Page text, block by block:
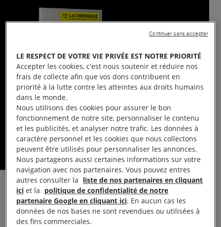
Extrait deLa Chronique 473, juin 2026
– Par Grégoire Osoha
Retour de pause-déjeuner au Théâtre 95, à Cergy-
Pontoise (Nord-Ouest parisien). En haut des
gradins, les acteurs Lorenzo Lefebvre et Charles-
LE RESPECT DE VOTRE VIE PRIVÉE EST NOTRE PRIORITÉ
Accepter les cookies, c'est nous soutenir et réduire nos
frais de collecte afin que vos dons contribuent en
priorité à la lutte contre les atteintes aux droits humains
dans le monde.
Nous utilisons des cookies pour assurer le bon
fonctionnement de notre site, personnaliser le contenu
et les publicités, et analyser notre trafic. Les données à
caractère personnel et les cookies que nous collectons
peuvent être utilisés pour personnaliser les annonces.
Nous partageons aussi certaines informations sur votre
navigation avec nos partenaires. Vous pouvez entres
autres consulter la liste de nos partenaires en cliquant
ici et la politique de confidentialité de notre
partenaire Google en cliquant ici. En aucun cas les
données de nos bases ne sont revendues ou utilisées à
des fins commerciales.
Continuer sans accepter